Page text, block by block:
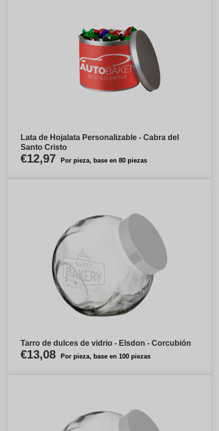
Lata de Hojalata Personalizable - Cabra del
Santo Cristo
€12,97 Por pieza, base en 80 piezas
Tarro de dulces de vidrio - Elsdon - Corcubión
€13,08 Por pieza, base en 100 piezas